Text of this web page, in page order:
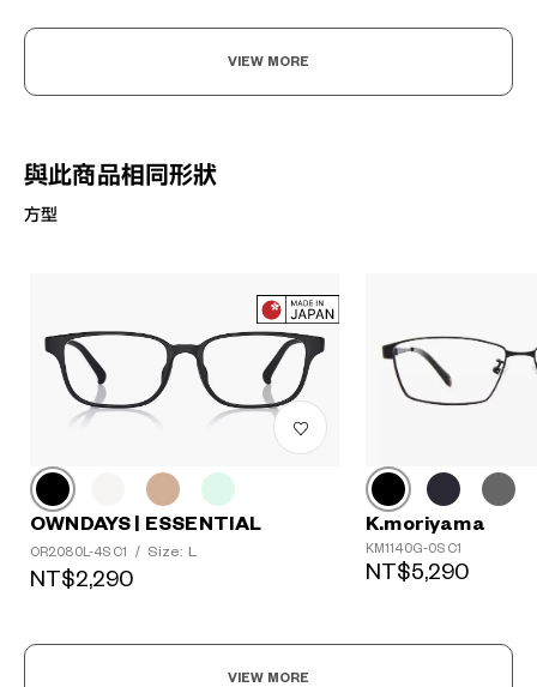
VIEW MORE
與此商品相同形狀
方型
OWNDAYS | ESSENTIAL
OR2080L-4S C1 / Size: L
NT$2,290
K.moriyama
KM1140G-0S C1
NT$5,290
VIEW MORE